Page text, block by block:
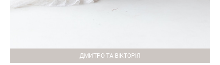
ДМИТРО ТА ВІКТОРІЯ